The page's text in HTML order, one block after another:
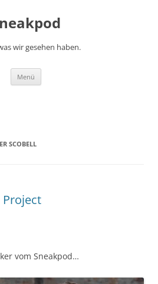
wir gesehen haben.
Menü
SCOBELL
Project
vom Sneakpod…